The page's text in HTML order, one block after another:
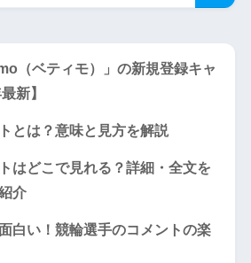
（ベティモ）」の新規登録キャ
新】
とは？意味と見方を解説
はどこで見れる？詳細・全文を
介
白い！競輪選手のコメントの楽